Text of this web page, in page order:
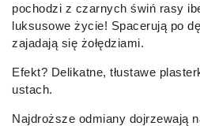
pochodzi z czarnych świń rasy
luksusowe życie! Spacerują po
zajadają się żołędziami.
Efekt? Delikatne, tłustawe
ustach.
Najdroższe odmiany dojrzewają